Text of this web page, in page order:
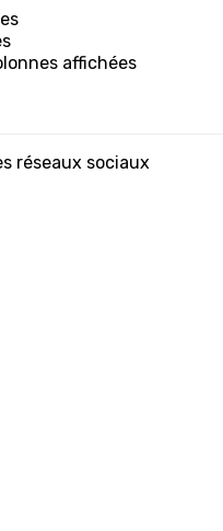
affichées
réseaux sociaux